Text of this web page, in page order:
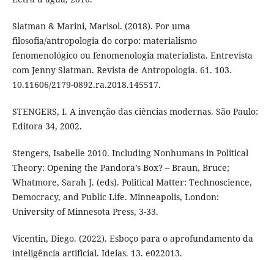
Slatman & Marini, Marisol. (2018). Por uma
filosofia/antropologia do corpo: materialismo
fenomenológico ou fenomenologia materialista. Entrevista
com Jenny Slatman. Revista de Antropologia. 61. 103.
10.11606/2179-0892.ra.2018.145517.
STENGERS, I. A invenção das ciências modernas. São Paulo:
Editora 34, 2002.
Stengers, Isabelle 2010. Including Nonhumans in Political
Theory: Opening the Pandora’s Box? – Braun, Bruce;
Whatmore, Sarah J. (eds). Political Matter: Technoscience,
Democracy, and Public Life. Minneapolis, London:
University of Minnesota Press, 3-33.
​​Vicentin, Diego. (2022). Esboço para o aprofundamento da
inteligência artificial. Ideias. 13. e022013.